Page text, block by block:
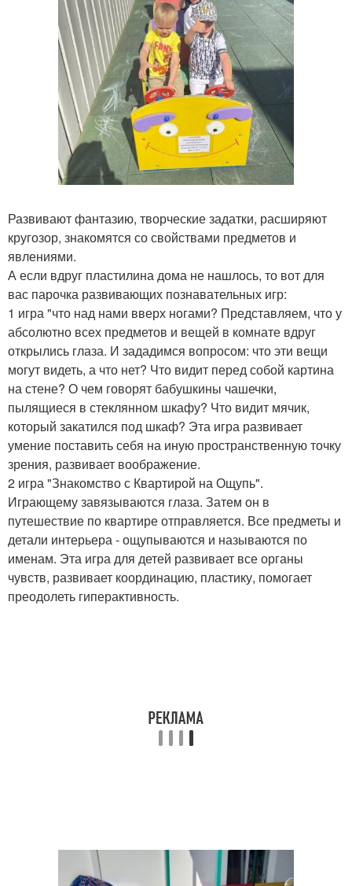
Развивают фантазию, творческие задатки, расширяют
кругозор, знакомятся со свойствами предметов и
явлениями.
А если вдруг пластилина дома не нашлось, то вот для
вас парочка развивающих познавательных игр:
1 игра "что над нами вверх ногами? Представляем, что у
абсолютно всех предметов и вещей в комнате вдруг
открылись глаза. И зададимся вопросом: что эти вещи
могут видеть, а что нет? Что видит перед собой картина
на стене? О чем говорят бабушкины чашечки,
пылящиеся в стеклянном шкафу? Что видит мячик,
который закатился под шкаф? Эта игра развивает
умение поставить себя на иную пространственную точку
зрения, развивает воображение.
2 игра "Знакомство с Квартирой на Ощупь".
Играющему завязываются глаза. Затем он в
путешествие по квартире отправляется. Все предметы и
детали интерьера - ощупываются и называются по
именам. Эта игра для детей развивает все органы
чувств, развивает координацию, пластику, помогает
преодолеть гиперактивность.